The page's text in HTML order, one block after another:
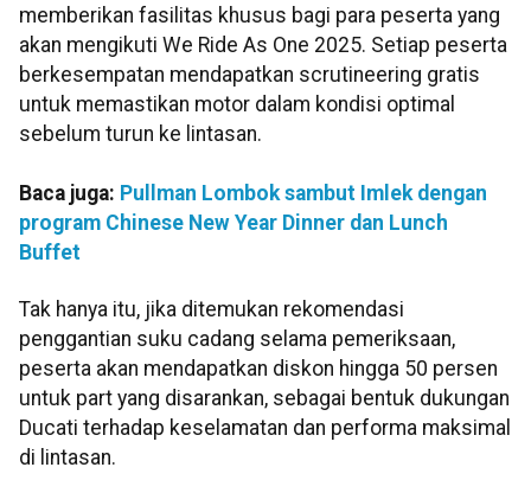
memberikan fasilitas khusus bagi para peserta yang
akan mengikuti We Ride As One 2025. Setiap peserta
berkesempatan mendapatkan scrutineering gratis
untuk memastikan motor dalam kondisi optimal
sebelum turun ke lintasan.
Baca juga: Pullman Lombok sambut Imlek dengan
program Chinese New Year Dinner dan Lunch
Buffet
Tak hanya itu, jika ditemukan rekomendasi
penggantian suku cadang selama pemeriksaan,
peserta akan mendapatkan diskon hingga 50 persen
untuk part yang disarankan, sebagai bentuk dukungan
Ducati terhadap keselamatan dan performa maksimal
di lintasan.